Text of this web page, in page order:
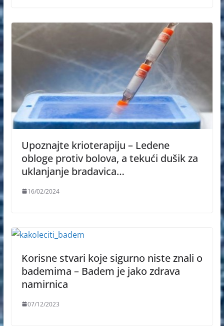
Upoznajte krioterapiju – Ledene
obloge protiv bolova, a tekući dušik za
uklanjanje bradavica…
16/02/2024
Korisne stvari koje sigurno niste znali o
bademima – Badem je jako zdrava
namirnica
07/12/2023